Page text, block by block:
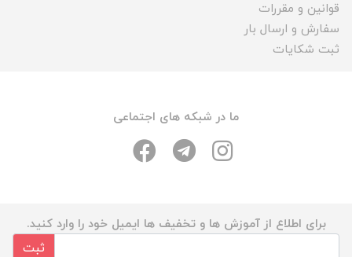
قوانین و مقررات
سفارش و ارسال بار
ثبت شکایات
ما در شبکه های اجتماعی
برای اطلاع از آموزش ها و تخفیف ها ایمیل خود را وارد کنید.
ثبت